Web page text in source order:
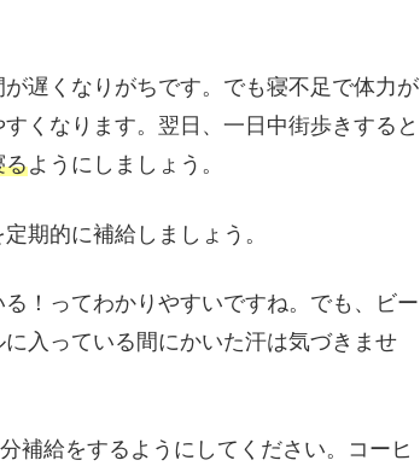
遅くなりがちです。でも寝不足で体力が
くなります。翌日、一日中街歩きすると
るようにしましょう。
期的に補給しましょう。
！ってわかりやすいですね。でも、ビー
入っている間にかいた汗は気づきませ
補給をするようにしてください。コーヒ